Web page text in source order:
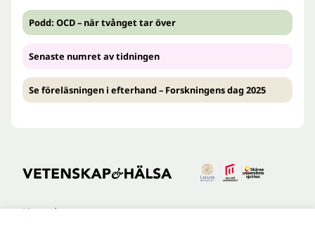
Podd: OCD – när tvånget tar över
Senaste numret av tidningen
Se föreläsningen i efterhand – Forskningens dag 2025
Kontakt